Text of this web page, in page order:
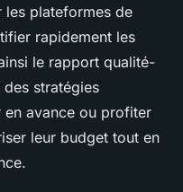
les plateformes de
rapidement les
le rapport qualité-
stratégies
en avance ou profiter
leur budget tout en